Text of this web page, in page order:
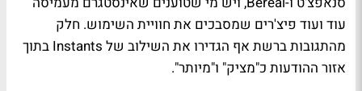
עוד ועוד פיצ'רים שמסבכים את חוויית השימוש. חלק
מהתגובות ברשת אף הגדירו את השילוב של Instants בתוך
אזור ההודעות כ"מציק" ו"מיותר".